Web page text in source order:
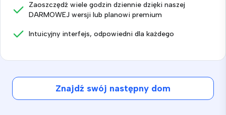
Zaoszczędź wiele godzin dziennie dzięki naszej
DARMOWEJ wersji lub planowi premium
Intuicyjny interfejs, odpowiedni dla każdego
Znajdź swój następny dom